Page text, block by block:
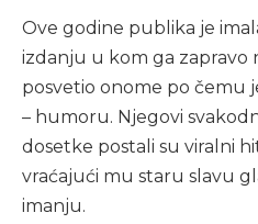
Ove godine publika je
izdanju u kom ga zapravo
posvetio onome po čemu
– humoru. Njegovi
dosetke postali su viralni
vraćajući mu staru slavu
imanju.